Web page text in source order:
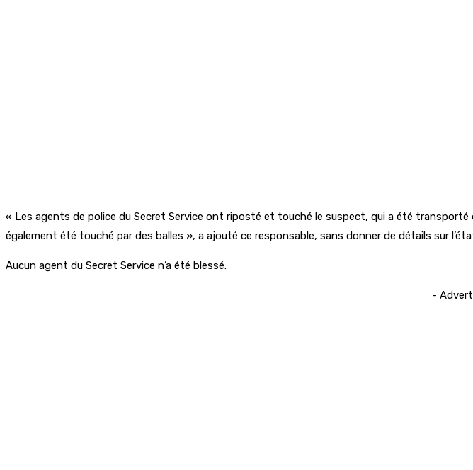
« Les agents de police du Secret Service ont riposté et touché le suspect, qui a été
également été touché par des balles », a ajouté ce responsable, sans donner de détails sur
Aucun agent du Secret Service n’a été blessé.
-